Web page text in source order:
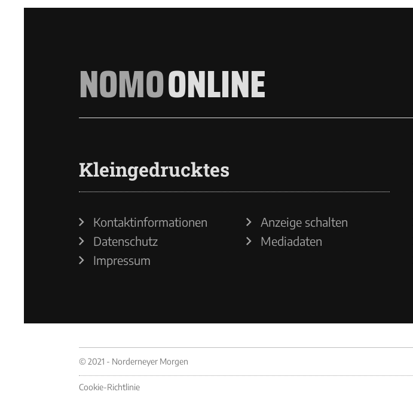
NOMOONLINE
Kleingedrucktes
Kontaktinformationen
Datenschutz
Impressum
Anzeige schalten
Mediadaten
© 2021 - Norderneyer Morgen
Cookie-Richtlinie